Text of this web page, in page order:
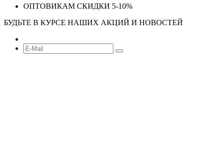
ОПТОВИКАМ СКИДКИ 5-10%
БУДЬТЕ В КУРСЕ НАШИХ АКЦИЙ И НОВОСТЕЙ